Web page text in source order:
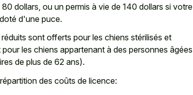
dollars , ou un permis à vie de 140 dollars si votre
d'une puce.
sont offerts pour les chiens stérilisés et
les chiens appartenant à des personnes âgées
de plus de 62 ans).
des coûts de licence: